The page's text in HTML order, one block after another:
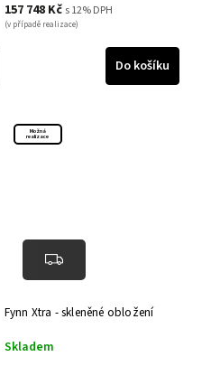
157 748 Kč s 12% DPH
(v případě realizace)
Do košíku
Možná
realizace
Fynn Xtra - skleněné obložení
Skladem